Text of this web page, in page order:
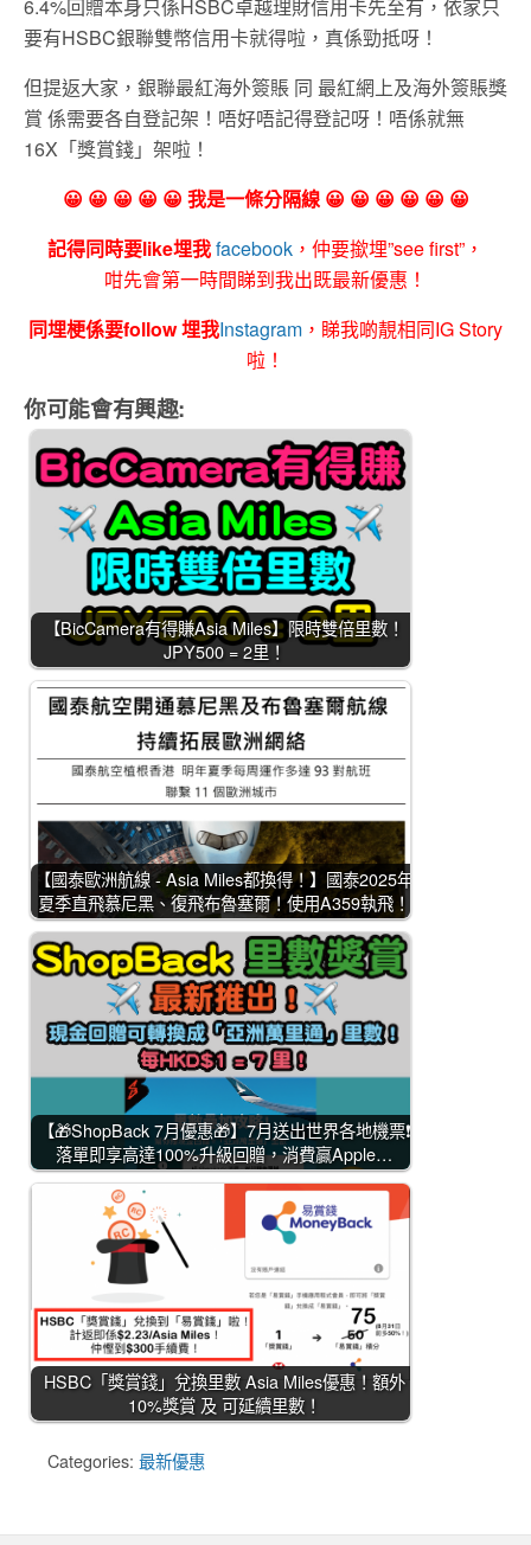
6.4%回贈本身只係HSBC卓越理財信用卡先至有，依家只
要有HSBC銀聯雙幣信用卡就得啦，真係勁抵呀！
但提返大家，銀聯最紅海外簽賬 同 最紅網上及海外簽賬獎
賞 係需要各自登記架！唔好唔記得登記呀！唔係就無
16X「獎賞錢」架啦！
😀 😀 😀 😀 😀 我是一條分隔線 😀 😀 😀 😀 😀 😀
記得同時要like埋我facebook ，仲要撳埋”see first”，
咁先會第一時間睇到我出既最新優惠！
同埋梗係要follow 埋我Instagram ，睇我啲靚相同IG Story
啦！
你可能會有興趣:
【BicCamera有得賺Asia Miles】限時雙倍里數！
JPY500 = 2里！
【國泰歐洲航線 - Asia Miles都換得！】國泰2025年
夏季直飛慕尼黑、復飛布魯塞爾！使用A359執飛！
【🎁ShopBack 7月優惠🎁】7月送出世界各地機票❗
落單即享高達100%升級回贈，消費贏Apple…
HSBC「獎賞錢」兌換里數 Asia Miles優惠！額外
10%獎賞 及 可延續里數！
Categories: 最新優惠